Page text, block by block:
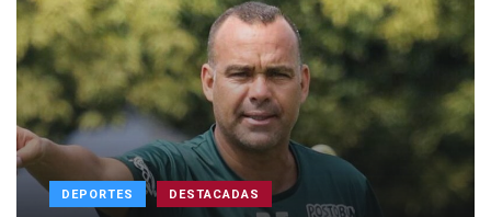
DEPORTES DESTACADAS